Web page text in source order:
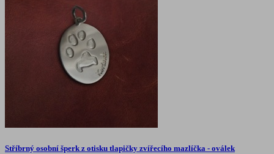
Stříbrný osobní šperk z otisku tlapičky zvířecího mazlíčka - oválek